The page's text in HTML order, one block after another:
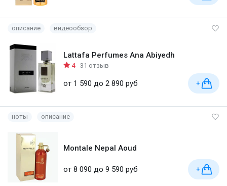
описание видеообзор
Lattafa Perfumes Ana Abiyedh
4 31 отзыв
от 1 590 до 2 890 руб +
ноты описание
Montale Nepal Aoud
от 8 090 до 9 590 руб +